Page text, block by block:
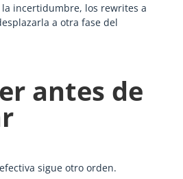
incertidumbre, los rewrites a
a otra fase del
antes de
sigue otro orden.